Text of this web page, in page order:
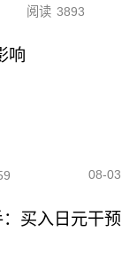
阅读 3893
响
08-03
买入日元干预